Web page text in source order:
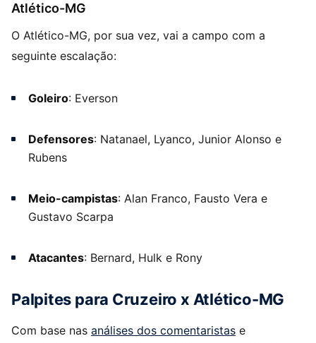
Atlético-MG
O Atlético-MG, por sua vez, vai a campo com a
seguinte escalação:
Goleiro: Everson
Defensores: Natanael, Lyanco, Junior Alonso e
Rubens
Meio-campistas: Alan Franco, Fausto Vera e
Gustavo Scarpa
Atacantes: Bernard, Hulk e Rony
Palpites para Cruzeiro x Atlético-MG
Com base nas análises dos comentaristas e